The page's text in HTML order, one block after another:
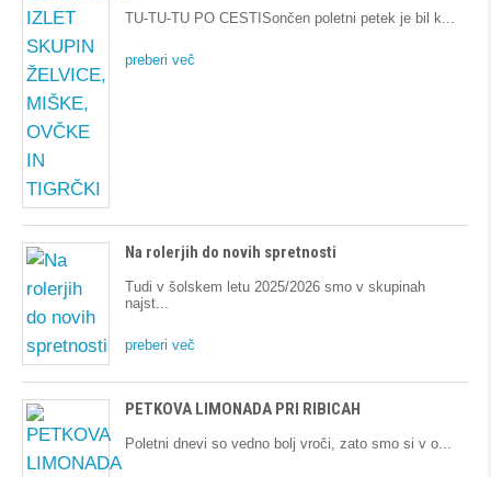
TU-TU-TU PO CESTISončen poletni petek je bil k
preberi več
Na rolerjih do novih spretnosti
Tudi v šolskem letu 2025/2026 smo v skupinah
najst
preberi več
PETKOVA LIMONADA PRI RIBICAH
Poletni dnevi so vedno bolj vroči, zato smo si v o